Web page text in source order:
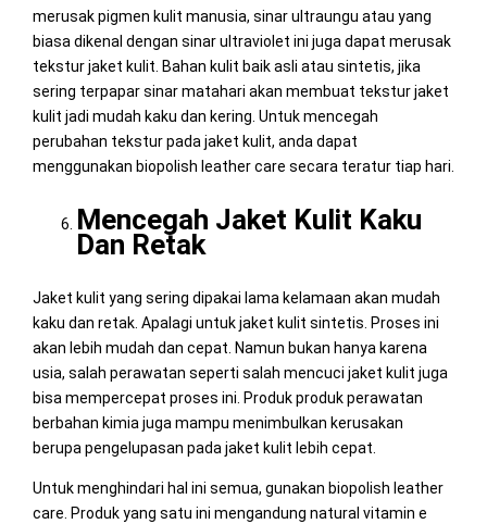
merusak pigmen kulit manusia, sinar ultraungu atau yang
biasa dikenal dengan sinar ultraviolet ini juga dapat merusak
tekstur jaket kulit. Bahan kulit baik asli atau sintetis, jika
sering terpapar sinar matahari akan membuat tekstur jaket
kulit jadi mudah kaku dan kering. Untuk mencegah
perubahan tekstur pada jaket kulit, anda dapat
menggunakan biopolish leather care secara teratur tiap hari.
Mencegah Jaket Kulit Kaku
Dan Retak
Jaket kulit yang sering dipakai lama kelamaan akan mudah
kaku dan retak. Apalagi untuk jaket kulit sintetis. Proses ini
akan lebih mudah dan cepat. Namun bukan hanya karena
usia, salah perawatan seperti salah mencuci jaket kulit juga
bisa mempercepat proses ini. Produk produk perawatan
berbahan kimia juga mampu menimbulkan kerusakan
berupa pengelupasan pada jaket kulit lebih cepat.
Untuk menghindari hal ini semua, gunakan biopolish leather
care. Produk yang satu ini mengandung natural vitamin e